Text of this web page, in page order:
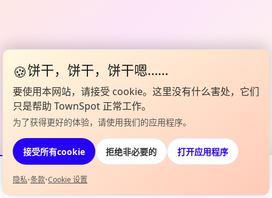
活动
🍪饼干，饼干，饼干嗯……
要使用本网站，请接受 cookie。这里没有什么害处，它们
只是帮助 TownSpot 正常工作。
为了获得更好的体验，请使用我们的应用程序。
接受所有cookie 拒绝非必要的 打开应用程序
隐私•条款•Cookie 设置